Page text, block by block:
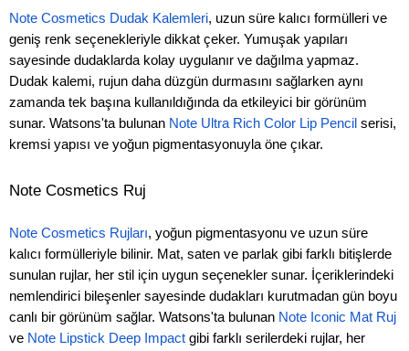
Note Cosmetics Dudak Kalemleri, uzun süre kalıcı formülleri ve
geniş renk seçenekleriyle dikkat çeker. Yumuşak yapıları
sayesinde dudaklarda kolay uygulanır ve dağılma yapmaz.
Dudak kalemi, rujun daha düzgün durmasını sağlarken aynı
zamanda tek başına kullanıldığında da etkileyici bir görünüm
sunar. Watsons'ta bulunan Note Ultra Rich Color Lip Pencil serisi,
kremsi yapısı ve yoğun pigmentasyonuyla öne çıkar.
Note Cosmetics Ruj
Note Cosmetics Rujları, yoğun pigmentasyonu ve uzun süre
kalıcı formülleriyle bilinir. Mat, saten ve parlak gibi farklı bitişlerde
sunulan rujlar, her stil için uygun seçenekler sunar. İçeriklerindeki
nemlendirici bileşenler sayesinde dudakları kurutmadan gün boyu
canlı bir görünüm sağlar. Watsons'ta bulunan Note Iconic Mat Ruj
ve Note Lipstick Deep Impact gibi farklı serilerdeki rujlar, her